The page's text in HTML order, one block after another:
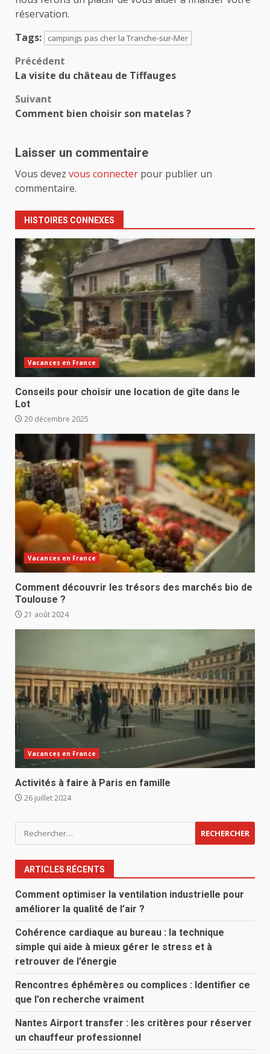
réservation.
Tags:
campings pas cher la Tranche-sur-Mer
Navigation
Précédent
La visite du château de Tiffauges
Suivant
Comment bien choisir son matelas ?
Laisser un commentaire
Vous devez vous connecter pour publier un
commentaire.
HISTOIRES CONNEXES
Vacances en France
Conseils pour choisir une location de gîte dans le
Lot
20 décembre 2025
Vacances en France
Comment découvrir les trésors des marchés bio de
Toulouse ?
21 août 2024
Vacances en France
Activités à faire à Paris en famille
26 juillet 2024
Rechercher :
ARTICLES RÉCENTS
Comment optimiser la ventilation industrielle pour
améliorer la qualité de l’air ?
Cohérence cardiaque au bureau : la technique
simple qui aide à mieux gérer le stress et à
retrouver de l’énergie
Rencontres éphémères ou complices : Identifier ce
que l’on recherche vraiment
Nantes Airport transfer : les critères pour réserver
un chauffeur professionnel